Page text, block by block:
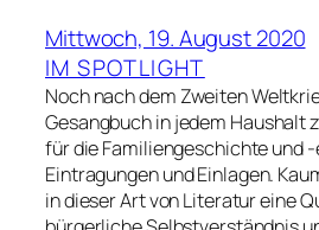
Mittwoch, 19. August 2020
IM SPOTLIGHT
Noch nach dem Zweiten
Gesangbuch in jedem Haushalt
für die Familiengeschichte und
Eintragungen und Einlagen.
in dieser Art von Literatur eine